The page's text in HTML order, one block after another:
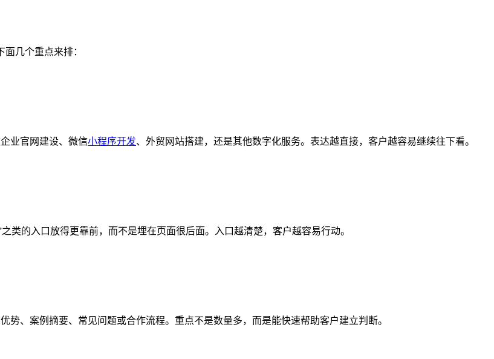
几个重点来排：
业官网建设、微信小程序开发、外贸网站搭建，还是其他数字化服务。表达越直接，客户越容易继续往下看。
类的入口放得更靠前，而不是埋在页面很后面。入口越清楚，客户越容易行动。
、案例摘要、常见问题或合作流程。重点不是数量多，而是能快速帮助客户建立判断。